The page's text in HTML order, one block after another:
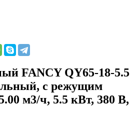
FANCY QY65-18-5.5
с режущим
м3/ч, 5.5 кВт, 380 В,